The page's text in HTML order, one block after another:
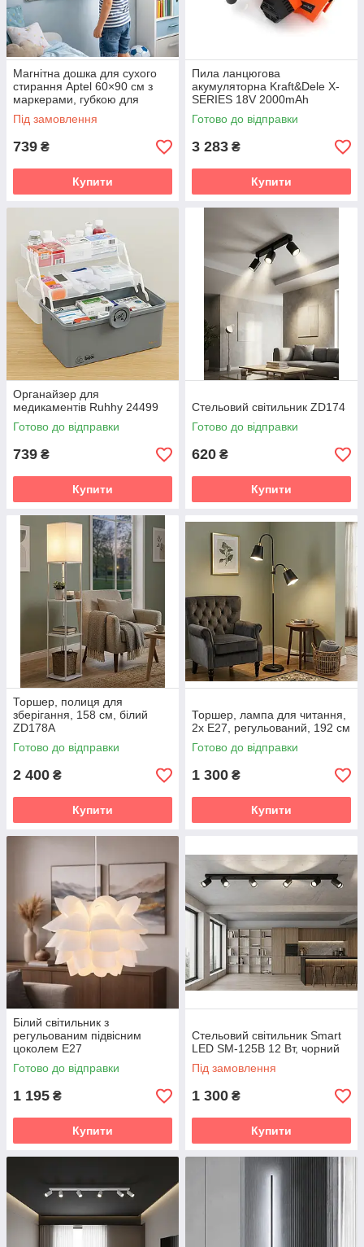
Магнітна дошка для сухого
стирання Aptel 60×90 см з
маркерами, губкою для
офісу, школи та дому DA465A
Під замовлення
739 ₴
Купити
Пила ланцюгова
акумуляторна Kraft&Dele X-
SERIES 18V 2000mAh
Готово до відправки
3 283 ₴
Купити
Органайзер для
медикаментів Ruhhy 24499
Готово до відправки
739 ₴
Купити
Стельовий світильник ZD174
Готово до відправки
620 ₴
Купити
Торшер, полиця для
зберігання, 158 см, білий
ZD178A
Готово до відправки
2 400 ₴
Купити
Торшер, лампа для читання,
2x E27, регульований, 192 см
Готово до відправки
1 300 ₴
Купити
Білий світильник з
регульованим підвісним
цоколем E27
Готово до відправки
1 195 ₴
Купити
Стельовий світильник Smart
LED SM-125B 12 Вт, чорний
Під замовлення
1 300 ₴
Купити